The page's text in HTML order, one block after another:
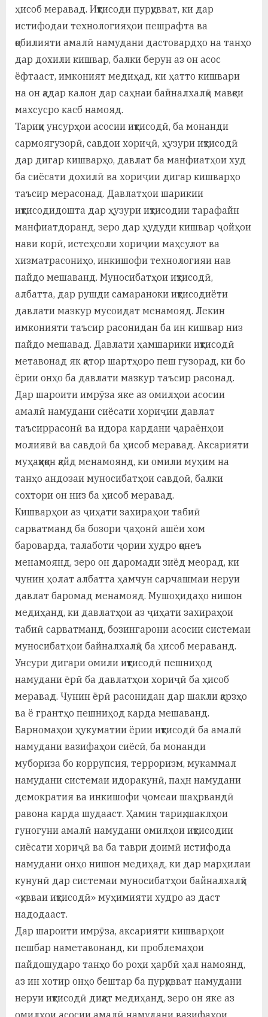
ҳисоб меравад. Иқтисоди пурқувват, ки дар
истифодаи технологияҳои пешрафта ва
қобилияти амалӣ намудани дастовардҳо на танҳо
дар дохили кишвар, балки берун аз он асос
ёфтааст, имконият медиҳад, ки ҳатто кишвари
на он қадар калон дар саҳнаи байналхалқӣ мавқеи
махсусро касб намояд.
Тариқи унсурҳои асосии иқтисодӣ, ба монанди
сармоягузорӣ, савдои хориҷӣ, ҳузури иқтисодӣ
дар дигар кишварҳо, давлат ба манфиатҳои худ
ба сиёсати дохилӣ ва хориҷии дигар кишварҳо
таъсир мерасонад. Давлатҳои шарикии
иқтисодидошта дар ҳузури иқтисодии тарафайн
манфиатдоранд, зеро дар ҳудуди кишвар ҷойҳои
нави корӣ, истеҳсоли хориҷии маҳсулот ва
хизматрасониҳо, инкишофи технологияи нав
пайдо мешаванд. Муносибатҳои иқтисодӣ,
албатта, дар рушди самараноки иқтисодиёти
давлати мазкур мусоидат менамояд. Лекин
имконияти таъсир расонидан ба ин кишвар низ
пайдо мешавад. Давлати ҳамшарики иқтисодӣ
метавонад як қатор шартҳоро пеш гузорад, ки бо
ёрии онҳо ба давлати мазкур таъсир расонад.
Дар шароити имрӯза яке аз омилҳои асосии
амалӣ намудани сиёсати хориҷии давлат
таъсиррасонӣ ва идора кардани ҷараёнҳои
молиявӣ ва савдоӣ ба ҳисоб меравад. Аксарияти
муҳаққиқон қайд менамоянд, ки омили муҳим на
танҳо андозаи муносибатҳои савдоӣ, балки
сохтори он низ ба ҳисоб меравад.
Кишварҳои аз ҷиҳати захираҳои табиӣ
сарватманд ба бозори ҷаҳонӣ ашёи хом
бароварда, талаботи ҷории худро қонеъ
менамоянд, зеро он даромади зиёд меорад, ки
чунин ҳолат албатта ҳамчун сарчашмаи неруи
давлат баромад менамояд. Мушоҳидаҳо нишон
медиҳанд, ки давлатҳои аз ҷиҳати захираҳои
табиӣ сарватманд, бозингарони асосии системаи
муносибатҳои байналхалқӣ ба ҳисоб мераванд.
Унсури дигари омили иқтисодӣ пешниҳод
намудани ёрӣ ба давлатҳои хориҷӣ ба ҳисоб
меравад. Чунин ёрӣ расонидан дар шакли қарзҳо
ва ё грантҳо пешниҳод карда мешаванд.
Барномаҳои ҳукуматии ёрии иқтисодӣ ба амалӣ
намудани вазифаҳои сиёсӣ, ба монанди
мубориза бо коррупсия, терроризм, мукаммал
намудани системаи идоракунӣ, паҳн намудани
демократия ва инкишофи ҷомеаи шаҳрвандӣ
равона карда шудааст. Ҳамин тариқ, шаклҳои
гуногуни амалӣ намудани омилҳои иқтисодии
сиёсати хориҷӣ ва ба таври доимӣ истифода
намудани онҳо нишон медиҳад, ки дар марҳилаи
кунунӣ дар системаи муносибатҳои байналхалқӣ
«қувваи иқтисодӣ» муҳимияти худро аз даст
надодааст.
Дар шароити имрӯза, аксарияти кишварҳои
пешбар наметавонанд, ки проблемаҳои
пайдошударо танҳо бо роҳи ҳарбӣ ҳал намоянд,
аз ин хотир онҳо бештар ба пурқувват намудани
неруи иқтисодӣ диққат медиҳанд, зеро он яке аз